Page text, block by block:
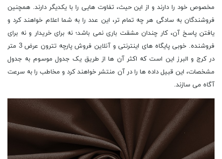
مخصوص خود را دارند و از این حیث، تفاوت هایی را با یکدیگر دارند. همچنین
فروشندگان به سادگی هر چه تمام تر، این عدد را به شما اعلام خواهند کرد و
یافتن پاسخ آن، کار چندان مشقت باری نمی باشد؛ نه برای خریدار و نه برای
فروشنده. خوبی پایگاه های اینترنتی و آنلاین فروش پارچه تترون عرض 3 متر
در کرج و البرز این است که اکثر آن ها از طریق یک جدول موسوم به جدول
مشخصات، این قبیل داده ها را در آن منتشر خواهند کرد و مخاطب را به سرعت
آگاه می سازند.